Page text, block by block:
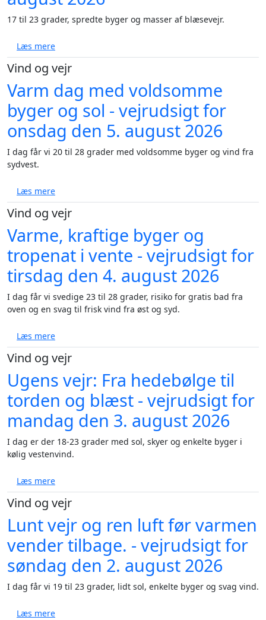
17 til 23 grader, spredte byger og masser af blæsevejr.
Læs mereom Blæst, byger og 17 til 23 grader - vejrudsigt for
Vind og vejr
Varm dag med voldsomme
byger og sol - vejrudsigt for
onsdag den 5. august 2026
I dag får vi 20 til 28 grader med voldsomme byger og vind fra
sydvest.
Læs mereom Varm dag med voldsomme byger og sol -
Vind og vejr
Varme, kraftige byger og
tropenat i vente - vejrudsigt for
tirsdag den 4. august 2026
I dag får vi svedige 23 til 28 grader, risiko for gratis bad fra
oven og en svag til frisk vind fra øst og syd.
Læs mereom Varme, kraftige byger og tropenat i vente -
Vind og vejr
Ugens vejr: Fra hedebølge til
torden og blæst - vejrudsigt for
mandag den 3. august 2026
I dag er der 18-23 grader med sol, skyer og enkelte byger i
kølig vestenvind.
Læs mereom Ugens vejr: Fra hedebølge til torden og blæst -
Vind og vejr
Lunt vejr og ren luft før varmen
vender tilbage. - vejrudsigt for
søndag den 2. august 2026
I dag får vi 19 til 23 grader, lidt sol, enkelte byger og svag vind.
Læs mereom Lunt vejr og ren luft før varmen vender tilbage.